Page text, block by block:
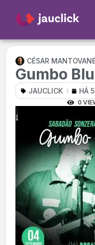
CÉSAR
Gumbo
JAUCLICK HÁ
0